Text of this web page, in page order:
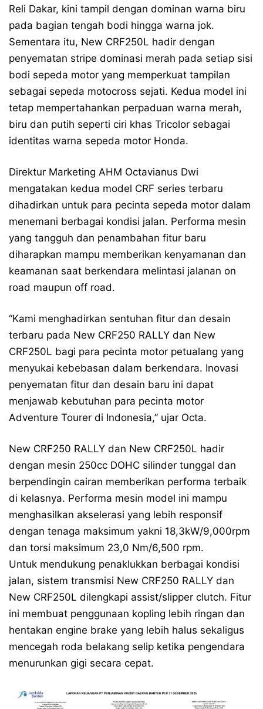
Reli Dakar, kini tampil dengan dominan warna biru
pada bagian tengah bodi hingga warna jok.
Sementara itu, New CRF250L hadir dengan
penyematan stripe dominasi merah pada setiap sisi
bodi sepeda motor yang memperkuat tampilan
sebagai sepeda motocross sejati. Kedua model ini
tetap mempertahankan perpaduan warna merah,
biru dan putih seperti ciri khas Tricolor sebagai
identitas warna sepeda motor Honda.
Direktur Marketing AHM Octavianus Dwi
mengatakan kedua model CRF series terbaru
dihadirkan untuk para pecinta sepeda motor dalam
menemani berbagai kondisi jalan. Performa mesin
yang tangguh dan penambahan fitur baru
diharapkan mampu memberikan kenyamanan dan
keamanan saat berkendara melintasi jalanan on
road maupun off road.
“Kami menghadirkan sentuhan fitur dan desain
terbaru pada New CRF250 RALLY dan New
CRF250L bagi para pecinta motor petualang yang
menyukai kebebasan dalam berkendara. Inovasi
penyematan fitur dan desain baru ini dapat
menjawab kebutuhan para pecinta motor
Adventure Tourer di Indonesia,” ujar Octa.
New CRF250 RALLY dan New CRF250L hadir
dengan mesin 250cc DOHC silinder tunggal dan
berpendingin cairan memberikan performa terbaik
di kelasnya. Performa mesin model ini mampu
menghasilkan akselerasi yang lebih responsif
dengan tenaga maksimum yakni 18,3kW/9,000rpm
dan torsi maksimum 23,0 Nm/6,500 rpm.
Untuk mendukung penaklukkan berbagai kondisi
jalan, sistem transmisi New CRF250 RALLY dan
New CRF250L dilengkapi assist/slipper clutch. Fitur
ini membuat penggunaan kopling lebih ringan dan
hentakan engine brake yang lebih halus sekaligus
mencegah roda belakang selip ketika pengendara
menurunkan gigi secara cepat.